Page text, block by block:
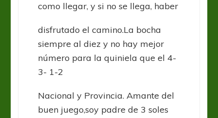
como llegar, y si no se llega, haber
disfrutado el camino.La bocha
siempre al diez y no hay mejor
número para la quiniela que el 4-
3- 1-2
Nacional y Provincia. Amante del
buen juego,soy padre de 3 soles